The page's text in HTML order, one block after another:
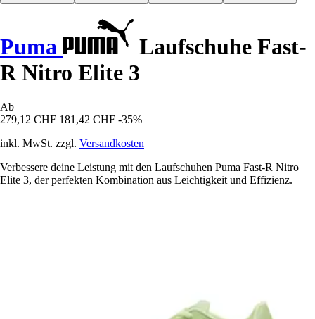
Puma
Laufschuhe Fast-
R Nitro Elite 3
Ab
279,12 CHF 181,42 CHF -35%
inkl. MwSt. zzgl. Versandkosten
Verbessere deine Leistung mit den Laufschuhen Puma Fast-R Nitro
Elite 3, der perfekten Kombination aus Leichtigkeit und Effizienz.